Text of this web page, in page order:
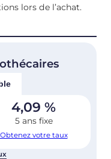
lors de l’achat.
4,09 %
5 ans fixe
Obtenez votre taux